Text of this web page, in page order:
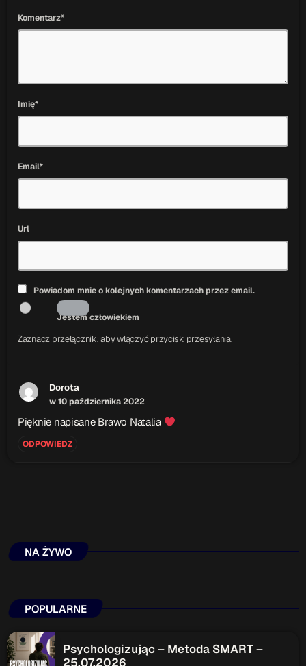
Komentarz*
Imię*
Email*
Url
Powiadom mnie o kolejnych komentarzach przez email.
Jestem człowiekiem
Zaznacz przełącznik, aby włączyć przycisk przesyłania.
Dorota
w 10 października 2022
Pięknie napisane Brawo Natalia
ODPOWIEDZ
NA ŻYWO
POPULARNE
Psychologizując – Metoda SMART –
25.07.2026